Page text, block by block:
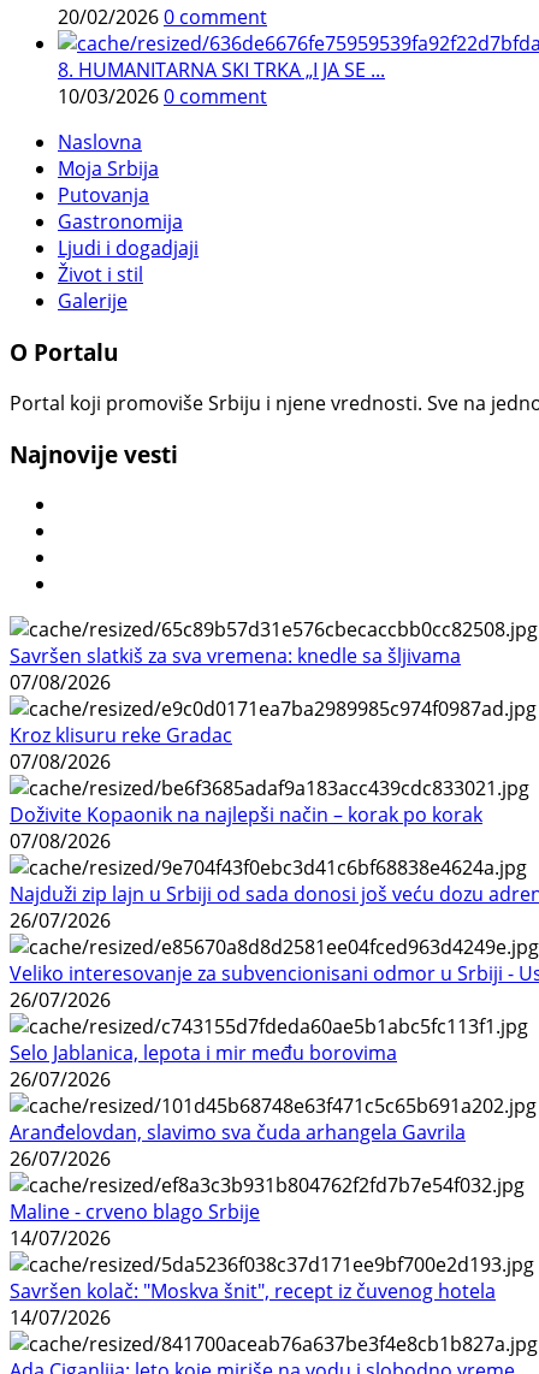
20/02/20260 comment
8. HUMANITARNA SKI TRKA „I JA SE ...
10/03/20260 comment
Naslovna
Moja Srbija
Putovanja
Gastronomija
Ljudi i dogadjaji
Život i stil
Galerije
O Portalu
Portal koji promoviše Srbiju i njene vrednosti. Sve na
Najnovije vesti
Savršen slatkiš za sva vremena: knedle sa šljivama
07/08/2026
Kroz klisuru reke Gradac
07/08/2026
Doživite Kopaonik na najlepši način – korak po korak
07/08/2026
Najduži zip lajn u Srbiji od sada donosi još veću dozu
26/07/2026
Veliko interesovanje za subvencionisani odmor u Srbiji -
26/07/2026
Selo Jablanica, lepota i mir među borovima
26/07/2026
Aranđelovdan, slavimo sva čuda arhangela Gavrila
26/07/2026
Maline - crveno blago Srbije
14/07/2026
Savršen kolač: "Moskva šnit", recept iz čuvenog hotela
14/07/2026